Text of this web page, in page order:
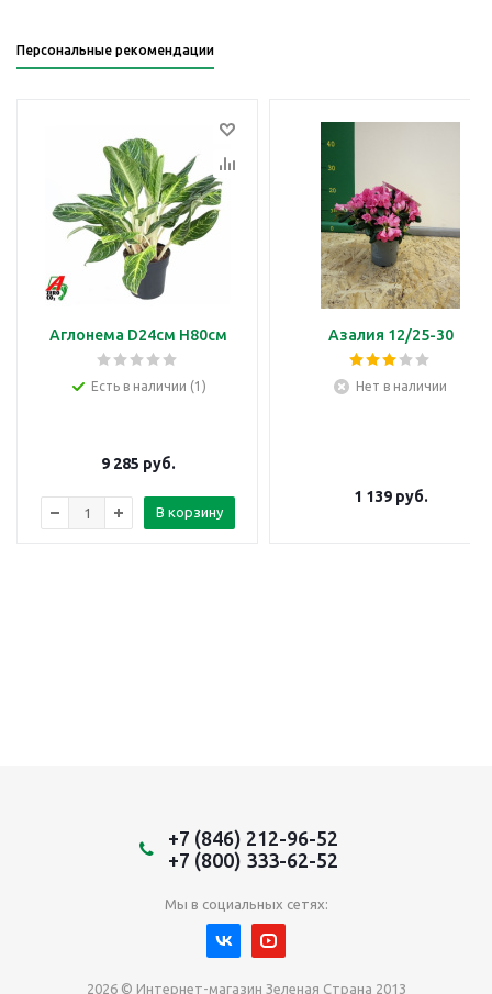
Персональные рекомендации
Аглонема D24см H80см
Есть в наличии (1)
9 285 руб.
В корзину
Азалия 12/25-30
Нет в наличии
1 139руб.
+7 (846) 212-96-52
+7 (800) 333-62-52
Мы в социальных сетях:
2026 © Интернет-магазин Зеленая Страна 2013